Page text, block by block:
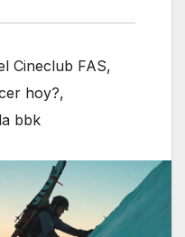
Cineclub FAS,
hoy?,
bbk